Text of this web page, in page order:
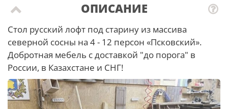
ОПИСАНИЕ
Стол русский лофт под старину из массива
северной сосны на 4 - 12 персон «Псковский».
Добротная мебель с доставкой "до порога" в
России, в Казахстане и СНГ!